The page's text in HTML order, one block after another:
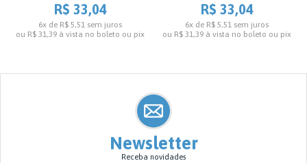
R$ 33,04
6x de R$ 5,51 sem juros
ou R$ 31,39 à vista no boleto ou pix
R$ 33,04
6x de R$ 5,51 sem juros
ou R$ 31,39 à vista no boleto ou pix
Newsletter
Receba novidades